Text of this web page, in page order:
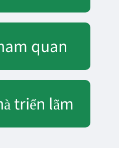
quan
triển lãm